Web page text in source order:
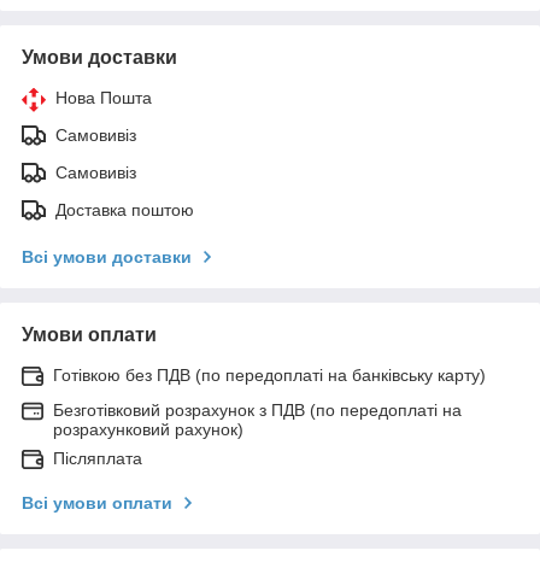
Умови доставки
Нова Пошта
Самовивіз
Самовивіз
Доставка поштою
Всі умови доставки
Умови оплати
Готівкою без ПДВ (по передоплаті на банківську карту)
Безготівковий розрахунок з ПДВ (по передоплаті на
розрахунковий рахунок)
Післяплата
Всі умови оплати